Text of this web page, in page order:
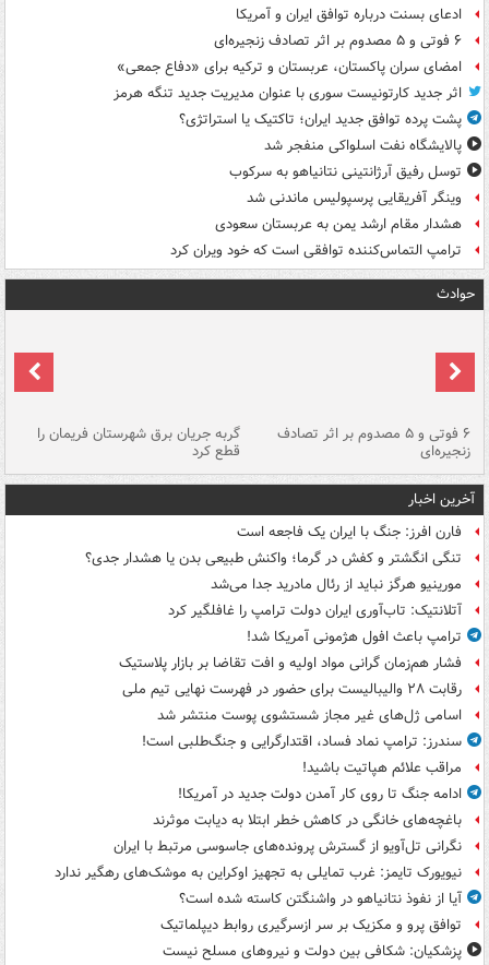
ادعای بسنت درباره توافق ایران و آمریکا
۶ فوتی و ۵ مصدوم بر اثر تصادف زنجیره‌ای
امضای سران پاکستان، عربستان و ترکیه برای «دفاع جمعی»
اثر جدید کارتونیست سوری با عنوان مدیریت جدید تنگه هرمز
پشت پرده توافق جدید ایران؛ تاکتیک یا استراتژی؟
پالایشگاه نفت اسلواکی منفجر شد
توسل رفیق آرژانتینی نتانیاهو به سرکوب
وینگر آفریقایی پرسپولیس ماندنی شد
هشدار مقام ارشد یمن به عربستان سعودی
ترامپ التماس‌کننده توافقی است که خود ویران کرد
حوادث
۶ فوتی و ۵ مصدوم بر اثر تصادف
زنجیره‌ای
گربه جریان برق شهرستان فریمان را
قطع کرد
آخرین اخبار
فارن افرز: جنگ با ایران یک فاجعه است
تنگی انگشتر و کفش در گرما؛ واکنش طبیعی بدن یا هشدار جدی؟
مورینیو هرگز نباید از رئال مادرید جدا می‌شد
آتلانتیک: تاب‌آوری ایران دولت ترامپ را غافلگیر کرد
ترامپ باعث افول هژمونی آمریکا شد!
فشار هم‌زمان گرانی مواد اولیه و افت تقاضا بر بازار پلاستیک
رقابت ۲۸ والیبالیست برای حضور در فهرست نهایی تیم ملی
اسامی ژل‌های غیر مجاز شستشوی پوست منتشر شد
سندرز: ترامپ نماد فساد، اقتدارگرایی و جنگ‌طلبی است!
مراقب علائم هپاتیت باشید!
ادامه جنگ تا روی کار آمدن دولت جدید در آمریکا!
باغچه‌های خانگی در کاهش خطر ابتلا به دیابت موثرند
نگرانی تل‌آویو از گسترش پرونده‌های جاسوسی مرتبط با ایران
نیویورک تایمز: غرب تمایلی به تجهیز اوکراین به موشک‌های رهگیر ندارد
آیا از نفوذ نتانیاهو در واشنگتن کاسته شده است؟
توافق پرو و مکزیک بر سر ازسرگیری روابط دیپلماتیک
پزشکیان: شکافی بین دولت و نیروهای مسلح نیست